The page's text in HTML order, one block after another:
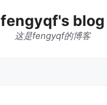
fengyqf's blog
这是fengyqf的博客